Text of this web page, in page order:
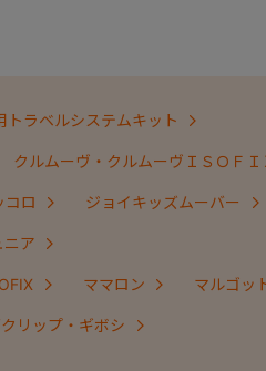
トラベルシステムキット
クルムーヴ・クルムーヴＩＳＯＦＩ
コロ ジョイキッズムーバー
ニア
ママロン マルゴッ
リップ・ギボシ